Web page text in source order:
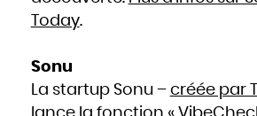
Today.
Sonu
La startup Sonu – créée par